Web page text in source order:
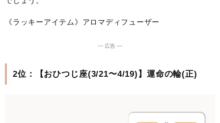
《ラッキーアイテム》アロマディフューザー
― 広告 ―
2位：【おひつじ座(3/21〜4/19)】運命の輪(正)